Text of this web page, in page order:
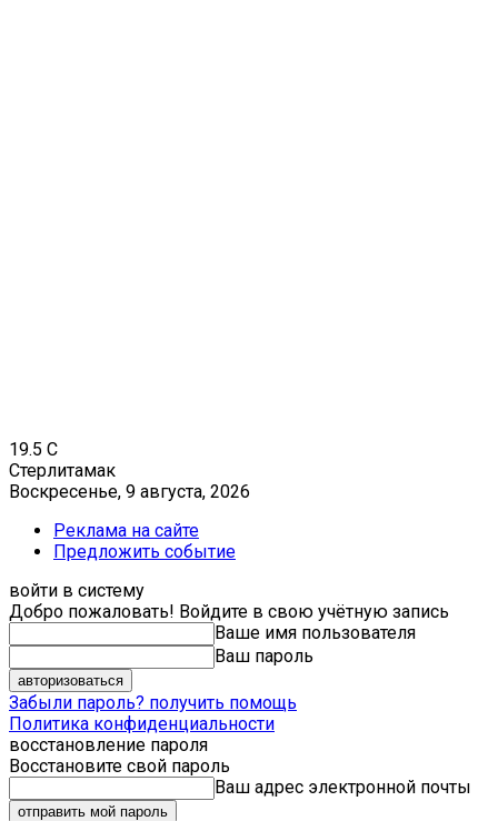
19.5 C
Стерлитамак
Воскресенье, 9 августа, 2026
Реклама на сайте
Предложить событие
войти в систему
Добро пожаловать! Войдите в свою учётную запись
Ваше имя пользователя
Ваш пароль
Забыли пароль? получить помощь
Политика конфиденциальности
восстановление пароля
Восстановите свой пароль
Ваш адрес электронной почты